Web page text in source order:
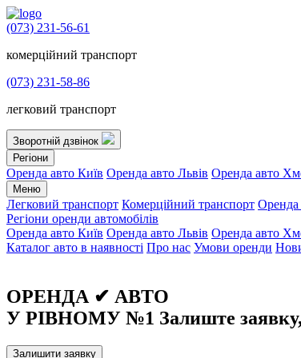
(073) 231-56-61
комерційний транспорт
(073) 231-58-86
легковий транспорт
Зворотній дзвінок
Регіони
Оренда авто Київ Оренда авто Львів Оренда авто
Меню
Легковий транспорт Комерційний транспорт Оренда
Регіони оренди автомобілів
Оренда авто Київ Оренда авто Львів Оренда авто
Каталог авто в наявності Про нас Умови оренди
ОРЕНДА ✔︎ АВТО
У РІВНОМУ №1 Залиште
Залишити заявку